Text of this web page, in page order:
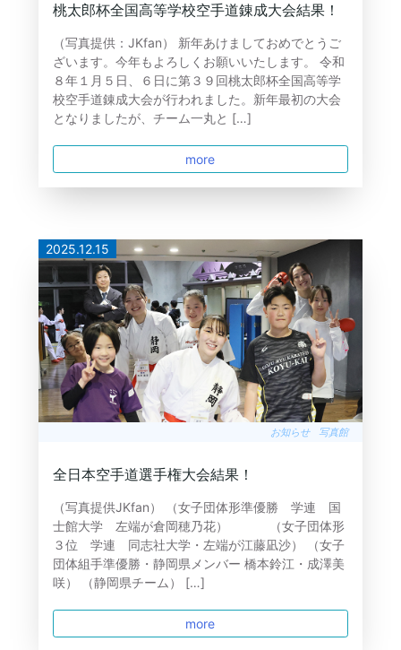
桃太郎杯全国高等学校空手道錬成大会結果！
（写真提供：JKfan） 新年あけましておめでとうご
ざいます。今年もよろしくお願いいたします。 令和
８年１月５日、６日に第３９回桃太郎杯全国高等学
校空手道錬成大会が行われました。新年最初の大会
となりましたが、チーム一丸と […]
more
2025.12.15
お知らせ 写真館
全日本空手道選手権大会結果！
（写真提供JKfan） （女子団体形準優勝 学連 国
士館大学 左端が倉岡穂乃花） （女子団体形
３位 学連 同志社大学・左端が江藤凪沙） （女子
団体組手準優勝・静岡県メンバー 橋本鈴江・成澤美
咲） （静岡県チーム） […]
more